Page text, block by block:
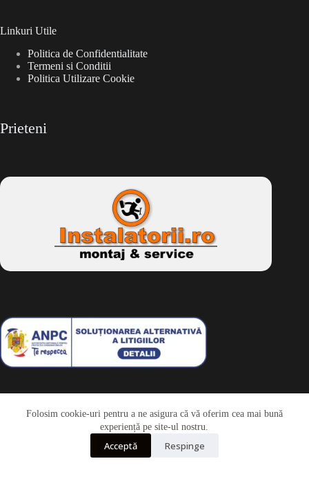
Folosim cookie-uri pentru a ne asigura că vă oferim cea mai bună
experiență pe site-ul nostru.
Acceptă Respinge
Linkuri Utile
Politica de Confidentialitate
Termeni si Conditii
Politica Utilizare Cookie
Prieteni
Drepturi de autor © 2026 - Dkbike.ropowered by